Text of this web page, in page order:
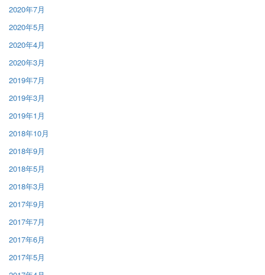
2020年7月
2020年5月
2020年4月
2020年3月
2019年7月
2019年3月
2019年1月
2018年10月
2018年9月
2018年5月
2018年3月
2017年9月
2017年7月
2017年6月
2017年5月